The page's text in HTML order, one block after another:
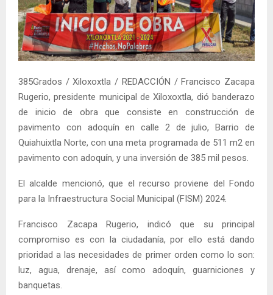
385Grados / Xiloxoxtla / REDACCIÓN / Francisco Zacapa
Rugerio, presidente municipal de Xiloxoxtla, dió banderazo
de inicio de obra que consiste en construcción de
pavimento con adoquín en calle 2 de julio, Barrio de
Quiahuixtla Norte, con una meta programada de 511 m2 en
pavimento con adoquín, y una inversión de 385 mil pesos.
El alcalde mencionó, que el recurso proviene del Fondo
para la Infraestructura Social Municipal (FISM) 2024.
Francisco Zacapa Rugerio, indicó que su principal
compromiso es con la ciudadanía, por ello está dando
prioridad a las necesidades de primer orden como lo son:
luz, agua, drenaje, así como adoquín, guarniciones y
banquetas.